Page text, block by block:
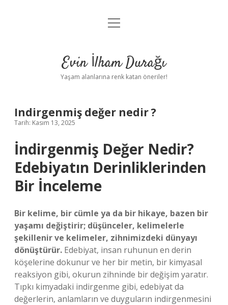
Anasayfa
Yasal Uyarı
menüyü
Evin İlham Durağı
Yaşam alanlarına renk katan öneriler!
Indirgenmiş değer nedir ?
Tarih: Kasım 13, 2025
İndirgenmiş Değer Nedir?
Edebiyatın Derinliklerinden
Bir İnceleme
Bir kelime, bir cümle ya da bir hikaye, bazen bir
yaşamı değiştirir; düşünceler, kelimelerle
şekillenir ve kelimeler, zihnimizdeki dünyayı
dönüştürür. Edebiyat, insan ruhunun en derin
köşelerine dokunur ve her bir metin, bir kimyasal
reaksiyon gibi, okurun zihninde bir değişim yaratır.
Tıpkı kimyadaki indirgenme gibi, edebiyat da
değerlerin, anlamların ve duyguların indirgenmesini